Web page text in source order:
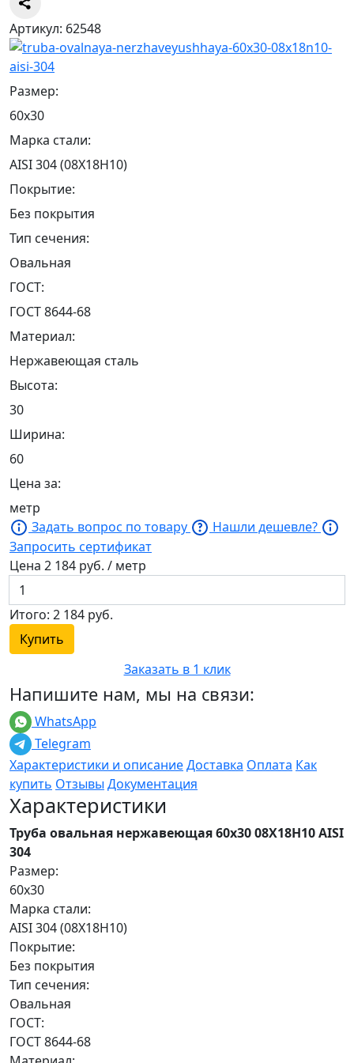
Артикул: 62548
Размер:
60х30
Марка стали:
AISI 304 (08Х18Н10)
Покрытие:
Без покрытия
Тип сечения:
Овальная
ГОСТ:
ГОСТ 8644-68
Материал:
Нержавеющая сталь
Высота:
30
Ширина:
60
Цена за:
метр
Задать вопрос по товару
Нашли дешевле?
Запросить сертификат
Цена 2 184 руб. / метр
Итого: 2 184 руб.
Купить
Заказать в 1 клик
Напишите нам, мы на связи:
WhatsApp
Telegram
Характеристики и описаниеДоставка Оплата Как
купить Отзывы Документация
Характеристики
Труба овальная нержавеющая 60х30 08Х18Н10 AISI
304
Размер:
60х30
Марка стали:
AISI 304 (08Х18Н10)
Покрытие:
Без покрытия
Тип сечения:
Овальная
ГОСТ:
ГОСТ 8644-68